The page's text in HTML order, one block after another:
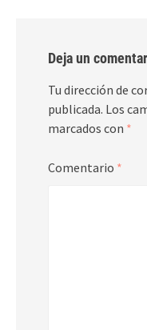
Deja un
Tu dirección de
publicada. Los
marcados con *
Comentario *